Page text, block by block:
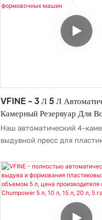
технологии. Цена на
полиэтилена высокой
объемом 3,5 галлона/
изготовитель. После
VFINE - 3 Л 5 Л
Камерный Резервуар Для
Пластика Для ПЭТ,
Формование, Изготовление
Наш автоматический 4-
выдувной пресс для
производительность 4500
идеальный результат
превосходной
используемых материалов.
этому выдувной пресс